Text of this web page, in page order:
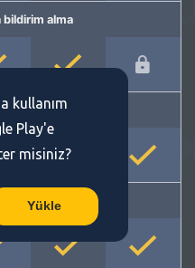
bildirim alma
kullanım
Play'e
misiniz?
Yükle